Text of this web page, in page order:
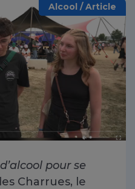
Alcool / Article
pour se
Charrues, le